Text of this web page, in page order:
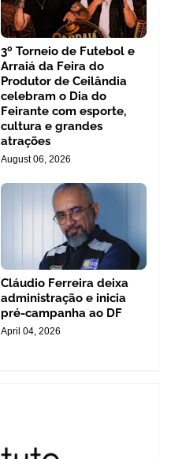
3º Torneio de Futebol e
Arraiá da Feira do
Produtor de Ceilândia
celebram o Dia do
Feirante com esporte,
cultura e grandes
atrações
August 06, 2026
Cláudio Ferreira deixa
administração e inicia
pré-campanha ao DF
April 04, 2026